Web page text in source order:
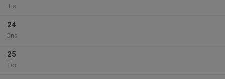
Tis
24
Ons
25
Tor